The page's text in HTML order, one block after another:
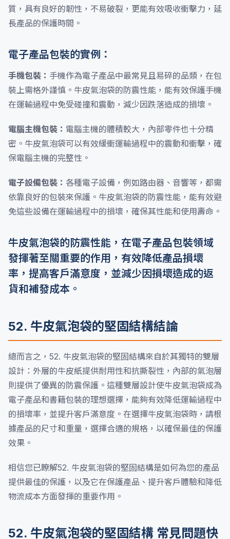
質，具有良好的韌性，不易破裂，更能有效吸收衝擊力，延
長產品的保護時間。
電子產品包裝的實例：
手機包裝： 手機作為電子產品中最常見且易碎的品類，在包
裝上需格外謹慎。牛皮氣泡袋的防震性能，能有效保護手機
在運輸過程中免受碰撞和震動，減少因跌落造成的損壞。
電腦主機包裝： 電腦主機的體積較大，內部零件也十分精
密。牛皮氣泡袋可以有效緩衝運輸過程中的震動和衝擊，確
保電腦主機的完整性。
電子設備包裝： 各種電子設備，例如路由器、音響等，都需
依靠良好的包裝來保護。牛皮氣泡袋的防震性能，能有效避
免這些設備在運輸過程中的損壞，確保其性能和使用壽命。
牛皮氣泡袋的防震性能，在電子產品包裝領域
發揮著至關重要的作用，有效降低產品損壞
率，提高客戶滿意度，並減少因損壞造成的返
貨和補發成本。
52. 牛皮氣泡袋的堅固結構結論
總而言之，52. 牛皮氣泡袋的堅固結構來自於其獨特的雙層
設計：外層的牛皮紙提供耐用性和抗撕裂性，內部的氣泡層
則提供了優異的防震保護。這種雙層設計使牛皮氣泡袋成為
電子產品和書籍包裝的理想選擇，能夠有效降低運輸過程中
的損壞率，並提升客戶滿意度。在選擇牛皮氣泡袋時，請根
據產品的尺寸和重量，選擇合適的規格，以確保最佳的保護
效果。
相信您已瞭解52. 牛皮氣泡袋的堅固結構是如何為您的產品
提供最佳的保護，以及它在保護產品、提升客戶體驗和降低
物流成本方面發揮的重要作用。
52. 牛皮氣泡袋的堅固結構 常見問題快